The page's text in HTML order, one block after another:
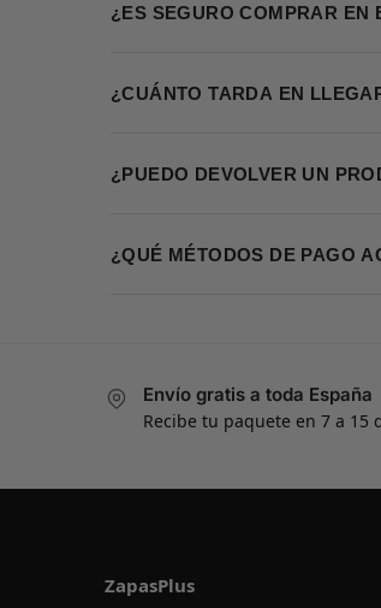
¿ES SEGURO COMPRAR EN
¿CUÁNTO TARDA EN
¿PUEDO DEVOLVER UN
¿QUÉ MÉTODOS DE PAGO
Envío gratis a toda España
Recibe tu paquete en 7 a 15
ZapasPlus